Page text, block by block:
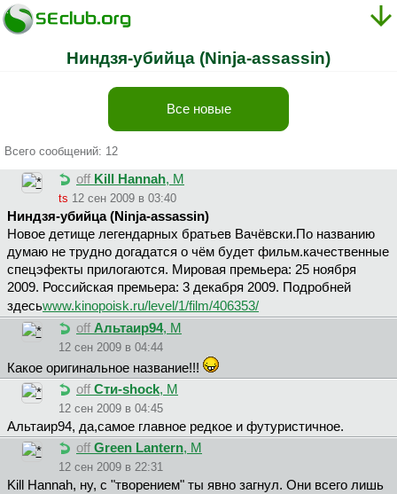
Ниндзя-убийца (Ninja-assassin)
Все новые
Всего сообщений: 12
off Kill Hannah, М
ts 12 сен 2009 в 03:40
Ниндзя-убийца (Ninja-assassin)
Новое детище легендарных братьев Вачёвски.По названию
думаю не трудно догадатся о чём будет фильм.качественные
спецэфекты прилогаются. Мировая премьера: 25 ноября
2009. Российская премьера: 3 декабря 2009. Подробней
здесьwww.kinopoisk.ru/level/1/film/406353/
off Aльтaиp94, М
12 сен 2009 в 04:44
Какое оригинальное название!!!
off Cти-shock, М
12 сен 2009 в 04:45
Aльтaиp94, да,самое главное редкое и футуристичное.
off Green Lantern, М
12 сен 2009 в 22:31
Kill Hannah, ну, с "творением" ты явно загнул. Они всего лишь